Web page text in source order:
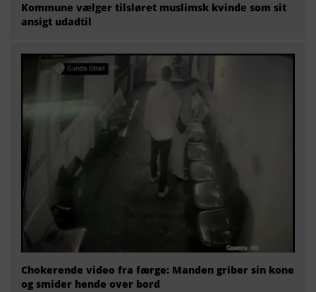
Kommune vælger tilsløret muslimsk kvinde som sit
ansigt udadtil
Chokerende video fra færge: Manden griber sin kone
og smider hende over bord